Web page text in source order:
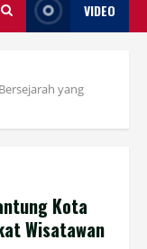
VIDEO
yang
Kota
Wisatawan